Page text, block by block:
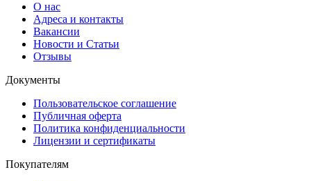
О нас
Адреса и контакты
Вакансии
Новости и Статьи
Отзывы
Документы
Пользовательское соглашение
Публичная оферта
Политика конфиденциальности
Лицензии и сертификаты
Покупателям